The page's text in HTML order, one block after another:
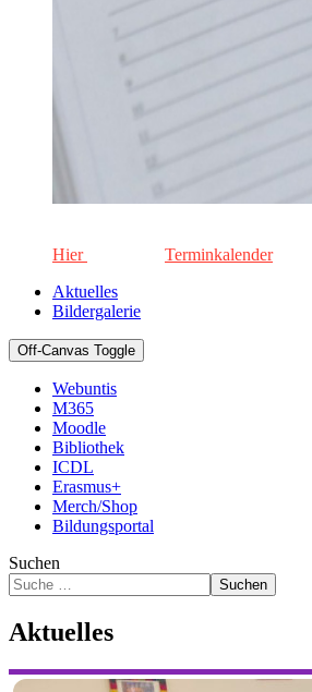
Hier
Terminkalender
Aktuelles
Bildergalerie
Off-Canvas Toggle
Webuntis
M365
Moodle
Bibliothek
ICDL
Erasmus+
Merch/Shop
Bildungsportal
Suchen
Suchen
Aktuelles